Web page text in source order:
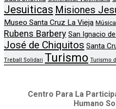
Jesuiticas Misiones
Museo Santa Cruz La Vieja Música
Rubens Barbery San Ignacio
José de Chiquitos Santa
Treball Solidari Turismo Turismo
Centro Para La
Humano